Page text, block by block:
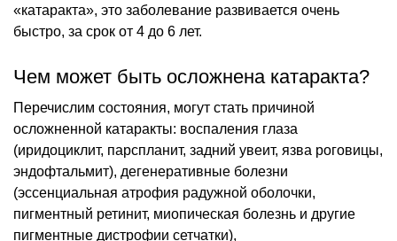
«катаракта», это заболевание развивается очень
быстро, за срок от 4 до 6 лет.
Чем может быть осложнена катаракта?
Перечислим состояния, могут стать причиной
осложненной катаракты: воспаления глаза
(иридоциклит, парспланит, задний увеит, язва роговицы,
эндофтальмит), дегенеративные болезни
(эссенциальная атрофия радужной оболочки,
пигментный ретинит, миопическая болезнь и другие
пигментные дистрофии сетчатки),